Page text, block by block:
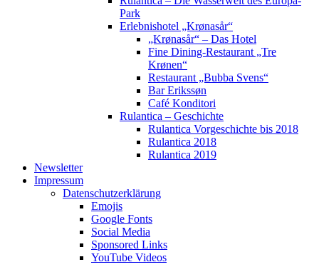
Park
Erlebnishotel „Krønasår“
„Krønasår“ – Das Hotel
Fine Dining-Restaurant „Tre
Krønen“
Restaurant „Bubba Svens“
Bar Erikssøn
Café Konditori
Rulantica – Geschichte
Rulantica Vorgeschichte bis 2018
Rulantica 2018
Rulantica 2019
Newsletter
Impressum
Datenschutzerklärung
Emojis
Google Fonts
Social Media
Sponsored Links
YouTube Videos